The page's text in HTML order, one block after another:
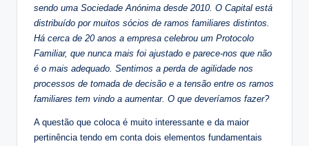
sendo uma Sociedade Anónima desde 2010. O Capital está
distribuído por muitos sócios de ramos familiares distintos.
Há cerca de 20 anos a empresa celebrou um Protocolo
Familiar, que nunca mais foi ajustado e parece-nos que não
é o mais adequado. Sentimos a perda de agilidade nos
processos de tomada de decisão e a tensão entre os ramos
familiares tem vindo a aumentar. O que deveríamos fazer?
A questão que coloca é muito interessante e da maior
pertinência tendo em conta dois elementos fundamentais